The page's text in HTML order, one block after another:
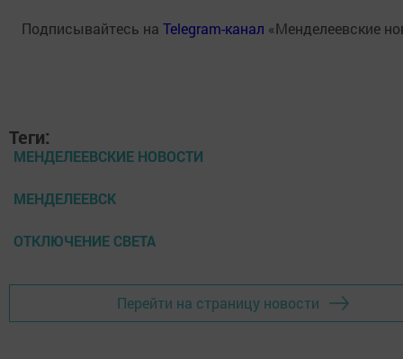
Подписывайтесь на Telegram-канал «Менделеевские
Теги:
МЕНДЕЛЕЕВСКИЕ НОВОСТИ
МЕНДЕЛЕЕВСК
ОТКЛЮЧЕНИЕ СВЕТА
Перейти на страницу новости